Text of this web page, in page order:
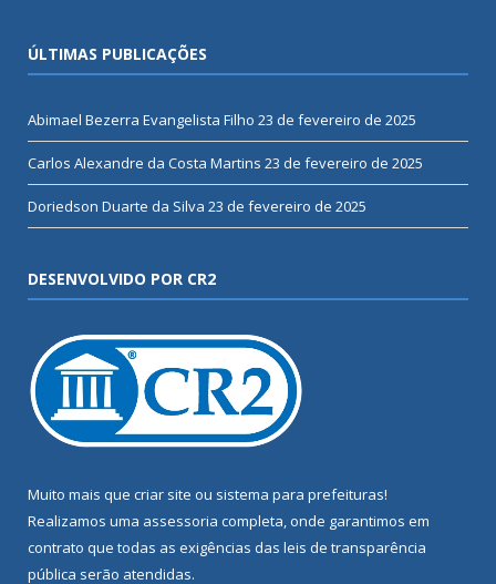
ÚLTIMAS PUBLICAÇÕES
Abimael Bezerra Evangelista Filho 23 de fevereiro de 2025
Carlos Alexandre da Costa Martins 23 de fevereiro de 2025
Doriedson Duarte da Silva 23 de fevereiro de 2025
DESENVOLVIDO POR CR2
Muito mais que criar site ou sistema para prefeituras!
Realizamos uma assessoria completa, onde garantimos em
contrato que todas as exigências das leis de transparência
pública serão atendidas.